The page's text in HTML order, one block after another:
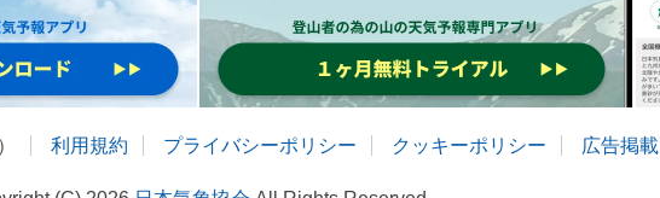
） 利用規約 プライバシーポリシー クッキーポリシー 広告掲載